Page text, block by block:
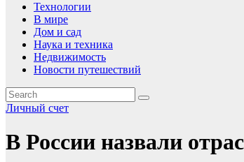
Технологии
В мире
Дом и сад
Наука и техника
Недвижимость
Новости путешествий
Личный счет
В России назвали